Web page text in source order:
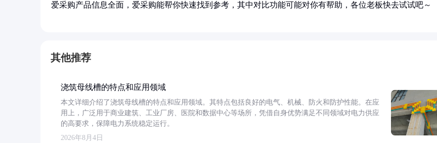
爱采购产品信息全面，爱采购能帮你快速找到参考，其中对比功能可能对你有帮助，各位老板快去试试吧～
其他推荐
浇筑母线槽的特点和应用领域
本文详细介绍了浇筑母线槽的特点和应用领域。其特点包括良好的电气、机械、防火和防护性能。在应
用上，广泛用于商业建筑、工业厂房、医院和数据中心等场所，凭借自身优势满足不同领域对电力供应
的高要求，保障电力系统稳定运行。
2026年8月4日